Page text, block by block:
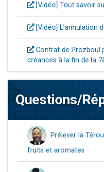
[Vidéo] Tout savoir
[Vidéo] L'annulation
Contrat de Prozboul
créances à la fin de la
Questions/
Prélever la
fruits et aromates